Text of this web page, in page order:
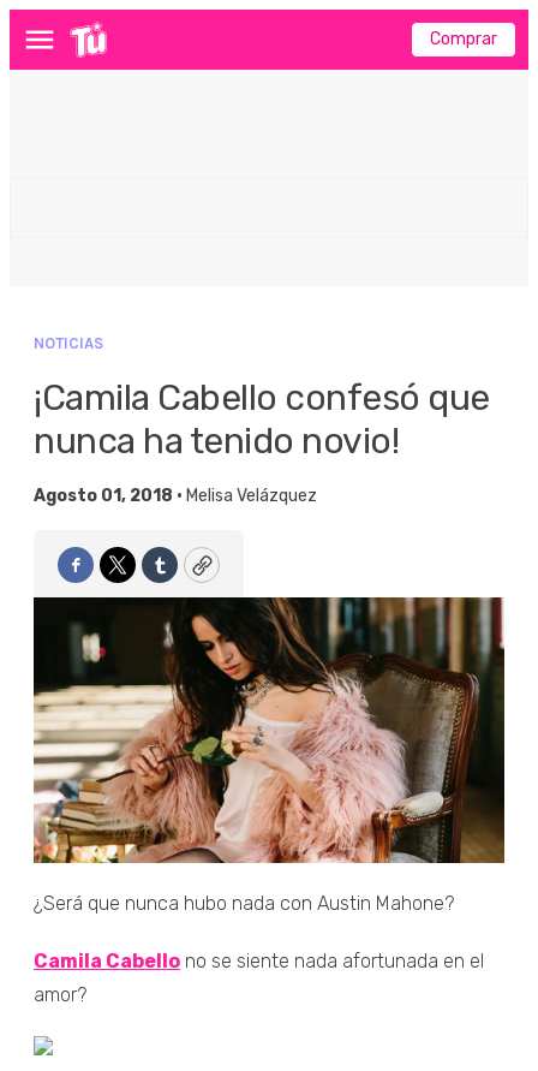
Menú Comprar
NOTICIAS
¡Camila Cabello confesó que
nunca ha tenido novio!
Agosto 01, 2018 • Melisa Velázquez
Facebook
TwitterTumblrCopy
¿Será que nunca hubo nada con Austin Mahone?
Camila Cabello no se siente nada afortunada en el
amor?